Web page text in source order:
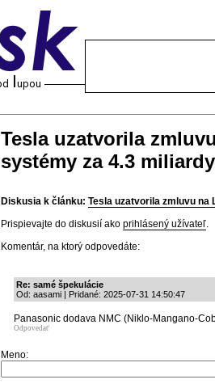
Tesla uzatvorila
systémy za 4.3 miliardy
Diskusia k článku: Tesla uzatvorila zmluvu na
Prispievajte do diskusií ako prihlásený užívateľ.
Komentár, na ktorý odpovedáte:
Re: samé špekulácie
Od: aasami | Pridané: 2025-07-31 14:50:47
Panasonic dodava NMC (Niklo-Mangano-
Odpovedať
Meno: